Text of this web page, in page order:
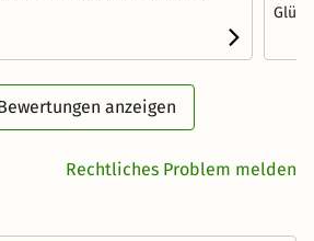
Glück
anzeigen
Rechtliches Problem melden